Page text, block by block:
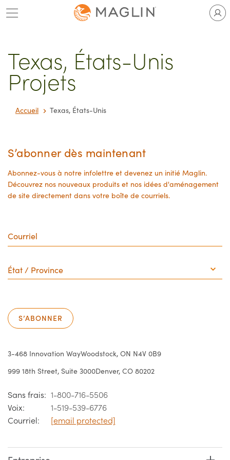
Passer
au
Texas, États-Unis
Projets
Accueil Texas, États-Unis
S’abonner dès maintenant
Abonnez-vous à notre infolettre et devenez un initié Maglin.
Découvrez nos nouveaux produits et nos idées d'aménagement
de site directement dans votre boîte de courriels.
/
Province
S’ABONNER
3-468 Innovation WayWoodstock, ON N4V 0B9
999 18th Street, Suite 3000Denver, CO 80202
Sans frais: 1-800-716-5506
Voix:
1-519-539-6776
Courriel:
[email protected]